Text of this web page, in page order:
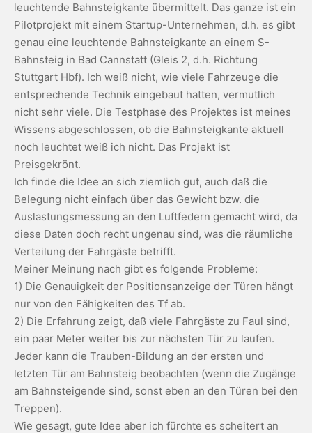
leuchtende Bahnsteigkante übermittelt. Das ganze ist ein
Pilotprojekt mit einem Startup-Unternehmen, d.h. es gibt
genau eine leuchtende Bahnsteigkante an einem S-
Bahnsteig in Bad Cannstatt (Gleis 2, d.h. Richtung
Stuttgart Hbf). Ich weiß nicht, wie viele Fahrzeuge die
entsprechende Technik eingebaut hatten, vermutlich
nicht sehr viele. Die Testphase des Projektes ist meines
Wissens abgeschlossen, ob die Bahnsteigkante aktuell
noch leuchtet weiß ich nicht. Das Projekt ist
Preisgekrönt.
Ich finde die Idee an sich ziemlich gut, auch daß die
Belegung nicht einfach über das Gewicht bzw. die
Auslastungsmessung an den Luftfedern gemacht wird, da
diese Daten doch recht ungenau sind, was die räumliche
Verteilung der Fahrgäste betrifft.
Meiner Meinung nach gibt es folgende Probleme:
1) Die Genauigkeit der Positionsanzeige der Türen hängt
nur von den Fähigkeiten des Tf ab.
2) Die Erfahrung zeigt, daß viele Fahrgäste zu Faul sind,
ein paar Meter weiter bis zur nächsten Tür zu laufen.
Jeder kann die Trauben-Bildung an der ersten und
letzten Tür am Bahnsteig beobachten (wenn die Zugänge
am Bahnsteigende sind, sonst eben an den Türen bei den
Treppen).
Wie gesagt, gute Idee aber ich fürchte es scheitert an